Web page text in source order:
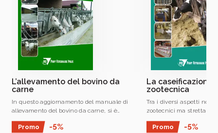
L’allevamento del bovino da
carne
In questo aggiornamento del manuale di
allevamento del bovino da carne, si è
cercato, come nella prima edizione, di
fornire una panoramica a
Promo
-5%
La caseificazione
zootecnica
Tra i diversi aspetti non
zootecnici ma
si è inserita con forza la
lattiero-casearia.
Promo
-5%